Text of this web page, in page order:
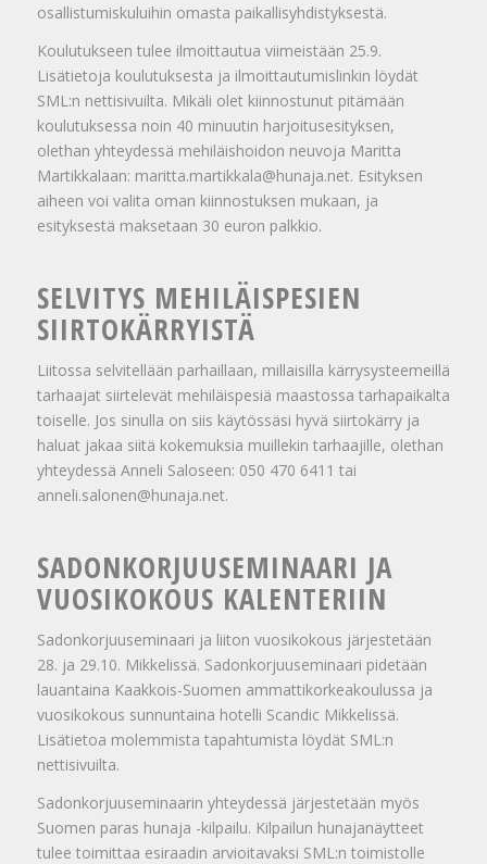
osallistumiskuluihin omasta paikallisyhdistyksestä.
Koulutukseen tulee ilmoittautua viimeistään 25.9.
Lisätietoja koulutuksesta ja ilmoittautumislinkin löydät
SML:n nettisivuilta. Mikäli olet kiinnostunut pitämään
koulutuksessa noin 40 minuutin harjoitusesityksen,
olethan yhteydessä mehiläishoidon neuvoja Maritta
Martikkalaan: maritta.martikkala@hunaja.net. Esityksen
aiheen voi valita oman kiinnostuksen mukaan, ja
esityksestä maksetaan 30 euron palkkio.
SELVITYS MEHILÄISPESIEN
SIIRTOKÄRRYISTÄ
Liitossa selvitellään parhaillaan, millaisilla kärrysysteemeillä
tarhaajat siirtelevät mehiläispesiä maastossa tarhapaikalta
toiselle. Jos sinulla on siis käytössäsi hyvä siirtokärry ja
haluat jakaa siitä kokemuksia muillekin tarhaajille, olethan
yhteydessä Anneli Saloseen: 050 470 6411 tai
anneli.salonen@hunaja.net.
SADONKORJUUSEMINAARI JA
VUOSIKOKOUS KALENTERIIN
Sadonkorjuuseminaari ja liiton vuosikokous järjestetään
28. ja 29.10. Mikkelissä. Sadonkorjuuseminaari pidetään
lauantaina Kaakkois-Suomen ammattikorkeakoulussa ja
vuosikokous sunnuntaina hotelli Scandic Mikkelissä.
Lisätietoa molemmista tapahtumista löydät SML:n
nettisivuilta.
Sadonkorjuuseminaarin yhteydessä järjestetään myös
Suomen paras hunaja -kilpailu. Kilpailun hunajanäytteet
tulee toimittaa esiraadin arvioitavaksi SML:n toimistolle